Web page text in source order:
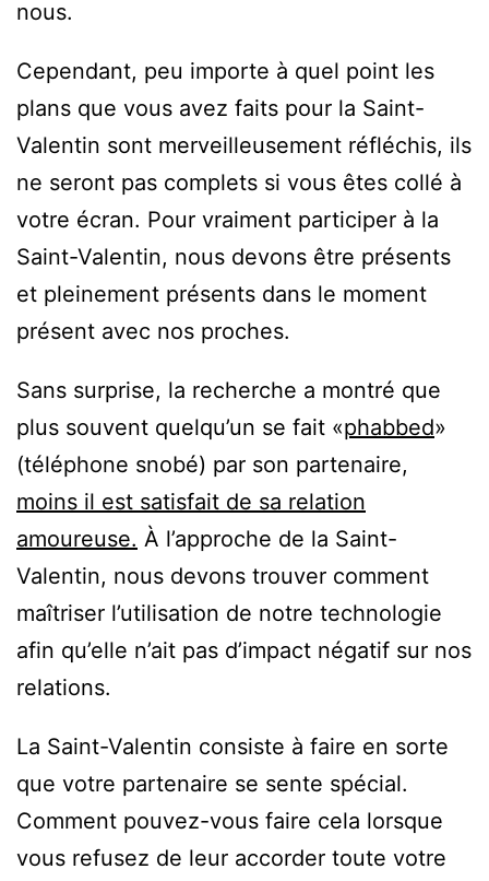
nous.
Cependant, peu importe à quel point les
plans que vous avez faits pour la Saint-
Valentin sont merveilleusement réfléchis, ils
ne seront pas complets si vous êtes collé à
votre écran. Pour vraiment participer à la
Saint-Valentin, nous devons être présents
et pleinement présents dans le moment
présent avec nos proches.
Sans surprise, la recherche a montré que
plus souvent quelqu’un se fait «phabbed»
(téléphone snobé) par son partenaire,
moins il est satisfait de sa relation
amoureuse. À l’approche de la Saint-
Valentin, nous devons trouver comment
maîtriser l’utilisation de notre technologie
afin qu’elle n’ait pas d’impact négatif sur nos
relations.
La Saint-Valentin consiste à faire en sorte
que votre partenaire se sente spécial.
Comment pouvez-vous faire cela lorsque
vous refusez de leur accorder toute votre